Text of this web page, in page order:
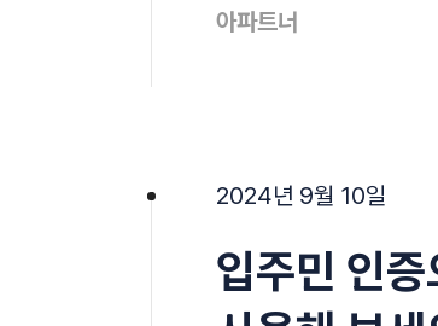
아파트너
2024년 9월 10일
입주민 인